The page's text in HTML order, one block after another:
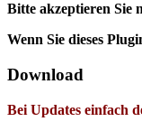
Bitte akzeptieren Sie
Wenn Sie dieses
Download
Bei Updates einfach